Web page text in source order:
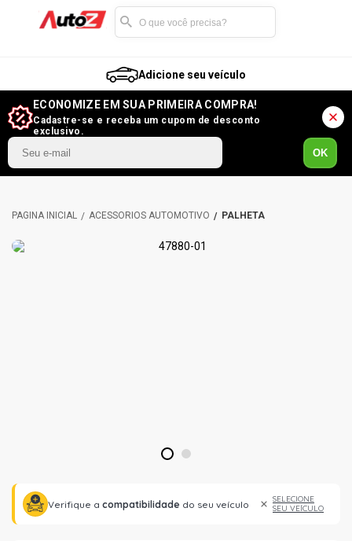
Adicione seu veículo
ECONOMIZE EM SUA PRIMEIRA COMPRA!
Cadastre-se e receba um cupom de desconto
exclusivo.
OK
ACESSÓRIOS AUTOMOTIVO PALHETA
1 2
Verifique a compatibilidade do seu veículo
SELECIONE
SEU VEÍCULO